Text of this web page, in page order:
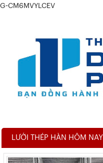
G-CM6MVYLCEV
LƯỚI THÉP HÀN HÔM NAY